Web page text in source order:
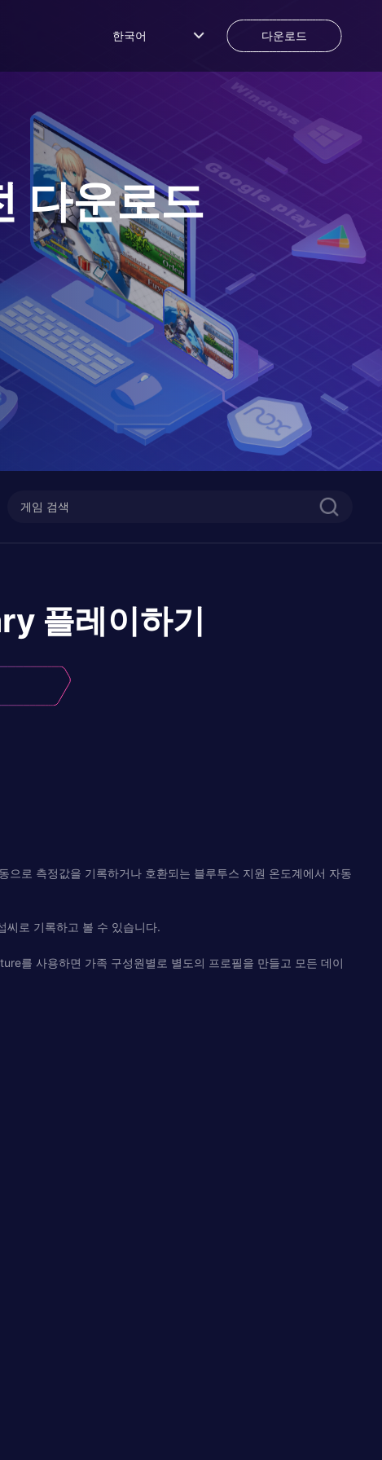
한국어 다운로드
다운로드
플레이하기
로 측정값을 기록하거나 호환되는 블루투스 지원 온도계에서 자동
씨로 기록하고 볼 수 있습니다.
를 사용하면 가족 구성원별로 별도의 프로필을 만들고 모든 데이